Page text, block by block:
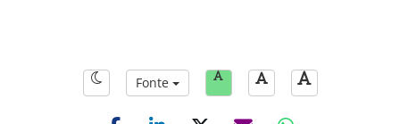
Fonte